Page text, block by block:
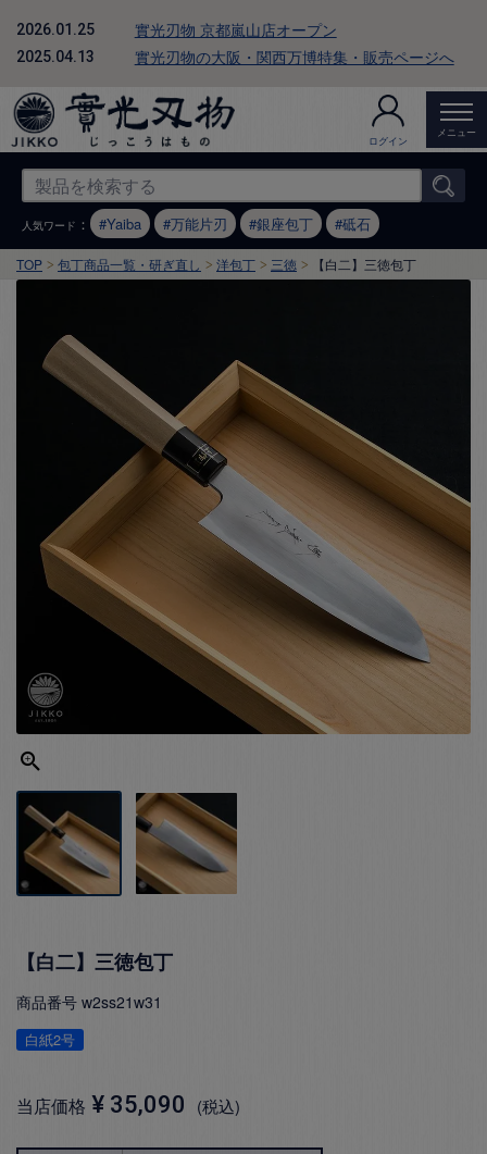
2026.01.25 實光刃物 京都嵐山店オープン
2025.04.13 實光刃物の大阪・関西万博特集・販売ページへ
ログイン
メニュー
人気ワード ： Yaiba 万能片刃 銀座包丁 砥石
TOP 包丁商品一覧・研ぎ直し 洋包丁 三徳 【白二】三徳包丁
【白二】三徳包丁
商品番号 w2ss21w31
白紙2号
当店価格 ¥ 35,090 税込